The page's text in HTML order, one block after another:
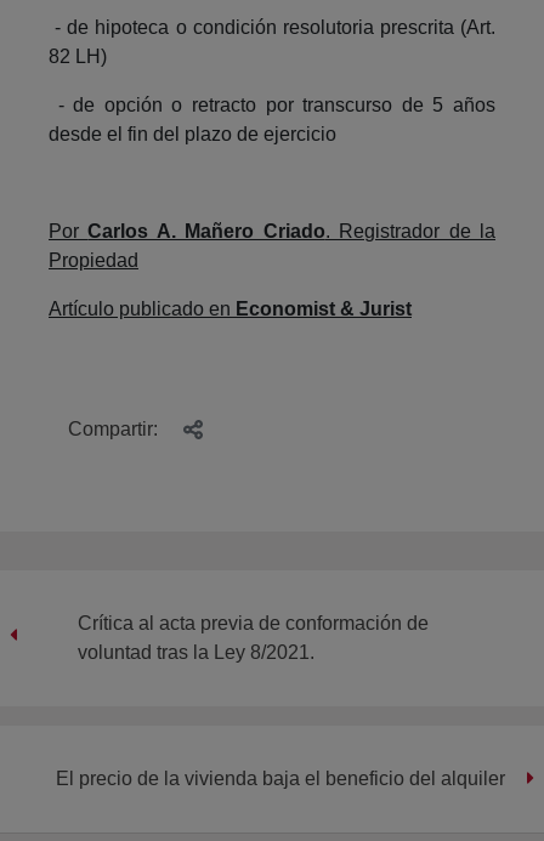
- de hipoteca o condición resolutoria prescrita (Art.
82 LH)
- de opción o retracto por transcurso de 5 años
desde el fin del plazo de ejercicio
PorCarlos A. Mañero Criado. Registrador de la
Propiedad
Artículo publicado en Economist & Jurist
Compartir:
Crítica al acta previa de conformación de
voluntad tras la Ley 8/2021.
El precio de la vivienda baja el beneficio del alquiler